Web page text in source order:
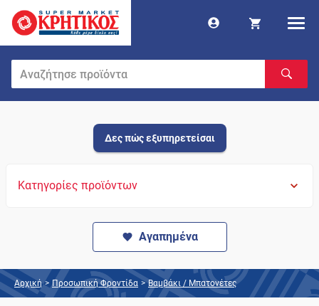
Δες πώς εξυπηρετείσαι
Κατηγορίες προϊόντων
Αγαπημένα
Αρχική > Προσωπική Φροντίδα > Βαμβάκι / Μπατονέτες